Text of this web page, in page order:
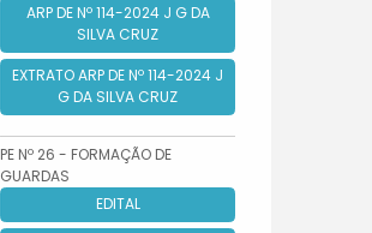
ARP DE Nº 114-2024 J G DA
SILVA CRUZ
EXTRATO ARP DE Nº 114-2024 J
G DA SILVA CRUZ
PE Nº 26 - FORMAÇÃO DE
GUARDAS
EDITAL